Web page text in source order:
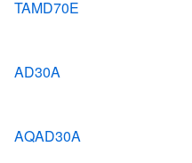
TAMD70E
AD30A
AQAD30A